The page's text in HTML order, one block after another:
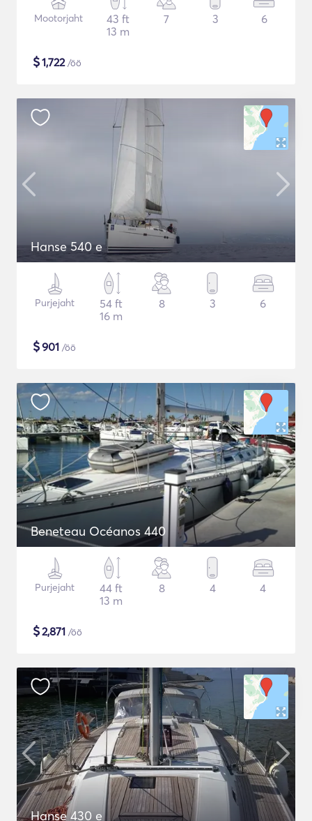
Mootorjaht
43 ft
13 m
7 3 6
$1,722/öö
Hanse 540 e
Purjejaht
54 ft
16 m
8 3 6
$901 /öö
Beneteau Océanos 440
Purjejaht
44 ft
13 m
8 4 4
$2,871 /öö
Hanse 430 e